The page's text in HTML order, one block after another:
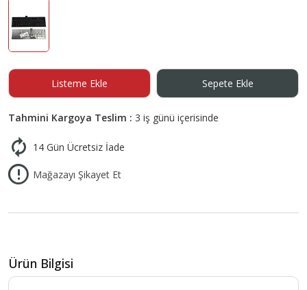
Listeme Ekle Sepete Ekle
Tahmini Kargoya Teslim : 3 iş günü içerisinde
14 Gün Ücretsiz İade
Mağazayı Şikayet Et
Ürün Bilgisi